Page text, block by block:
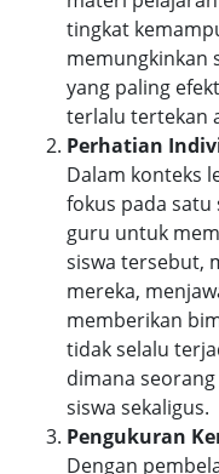
tingkat
memungkinkan
yang paling
terlalu tertekan
Perhatian
Dalam konteks
fokus pada satu
guru untuk
siswa tersebut,
mereka,
memberikan
tidak selalu
dimana
siswa sekaligus.
Pengukuran
Dengan